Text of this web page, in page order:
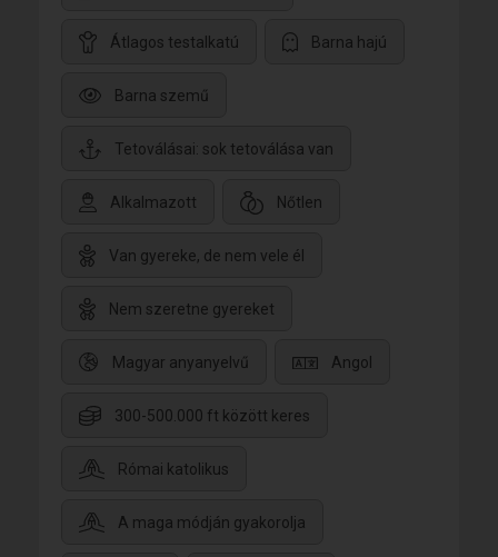
Átlagos testalkatú Barna hajú
Barna szemű
Tetoválásai: sok tetoválása van
Alkalmazott Nőtlen
Van gyereke, de nem vele él
Nem szeretne gyereket
Magyar anyanyelvű Angol
300-500.000 ft között keres
Római katolikus
A maga módján gyakorolja